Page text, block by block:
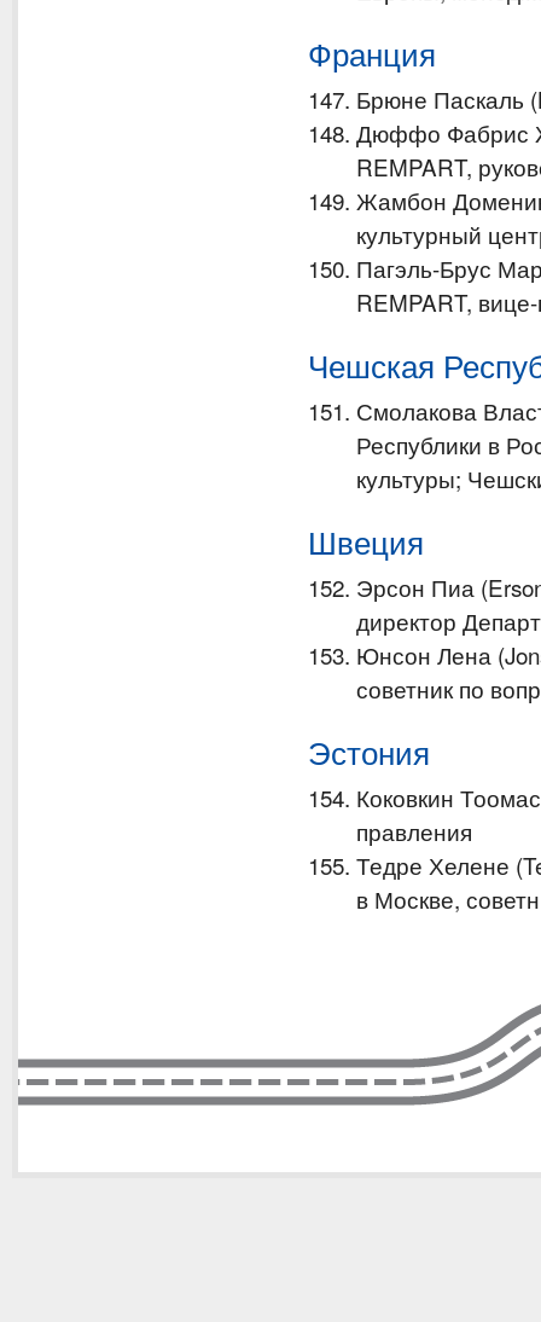
Франция
Брюне Паскаль
Дюффо Фабрис
REMPART,
Жамбон
культурный
Пагэль-Брус
REMPART,
Чешская
Смолакова
Республики в
культуры;
Швеция
Эрсон Пиа
директор
Юнсон Лена
советник по
Эстония
Коковкин
правления
Тедре Хелене
в Москве,